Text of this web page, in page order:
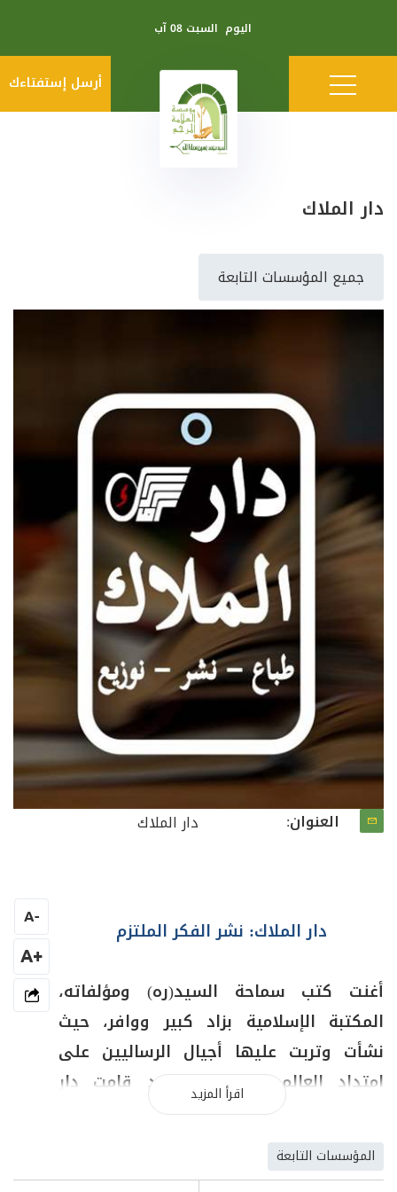
اليوم السبت 08 آب
أرسل إستفتاءك
دار الملاك
جميع المؤسسات التابعة
العنوان: دار الملاك
دار الملاك: نشر الفكر الملتزم
أغنت كتب سماحة السيد(ره) ومؤلفاته،
المكتبة الإسلامية بزاد كبير ووافر، حيث
نشأت وتربت عليها أجيال الرساليين على
امتداد العالم الإسلامي، وقد قامت دار
الملاك بطباعة معظم هذه المؤلفات باللغة
العربية، وببعض اللغات الأخرى، كالإنكليزية
والفرنسية، وتوزيعها في العالم العربي
اقرأ المزيد
-
A
+A
المؤسسات التابعة